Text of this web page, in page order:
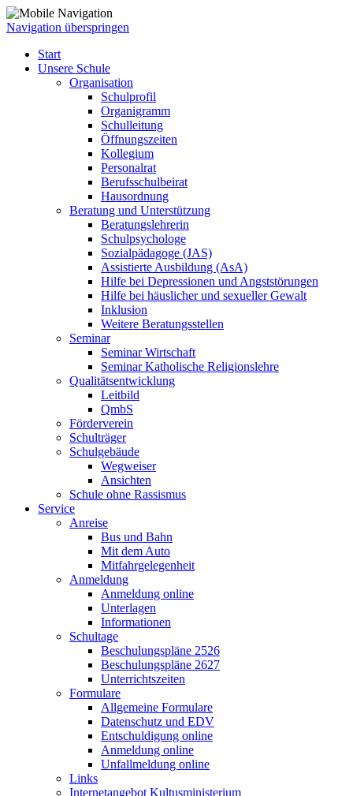
Navigation überspringen
Start
Unsere Schule
Organisation
Schulprofil
Organigramm
Schulleitung
Öffnungszeiten
Kollegium
Personalrat
Berufsschulbeirat
Hausordnung
Beratung und Unterstützung
Beratungslehrerin
Schulpsychologe
Sozialpädagoge (JAS)
Assistierte Ausbildung (AsA)
Hilfe bei Depressionen und Angststörungen
Hilfe bei häuslicher und sexueller Gewalt
Inklusion
Weitere Beratungsstellen
Seminar
Seminar Wirtschaft
Seminar Katholische Religionslehre
Qualitätsentwicklung
Leitbild
QmbS
Förderverein
Schulträger
Schulgebäude
Wegweiser
Ansichten
Schule ohne Rassismus
Service
Anreise
Bus und Bahn
Mit dem Auto
Mitfahrgelegenheit
Anmeldung
Anmeldung online
Unterlagen
Informationen
Schultage
Beschulungspläne 2526
Beschulungspläne 2627
Unterrichtszeiten
Formulare
Allgemeine Formulare
Datenschutz und EDV
Entschuldigung online
Anmeldung online
Unfallmeldung online
Links
Internetangebot Kultusministerium